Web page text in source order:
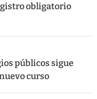
obligatorio
públicos sigue
curso